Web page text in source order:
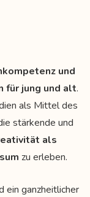
und
für jung und alt.
als Mittel des
stärkende und
als
zu erleben.
ein ganzheitlicher